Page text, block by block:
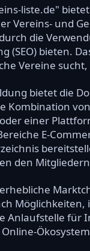
liste.de"
Vereins- und
die
(SEO) bieten.
Vereine
bietet die
Kombination
einer
E-
den
Anlaufstelle für